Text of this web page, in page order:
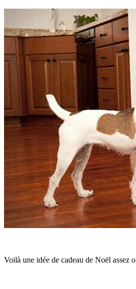
Voilà une idée de cadeau de Noël assez